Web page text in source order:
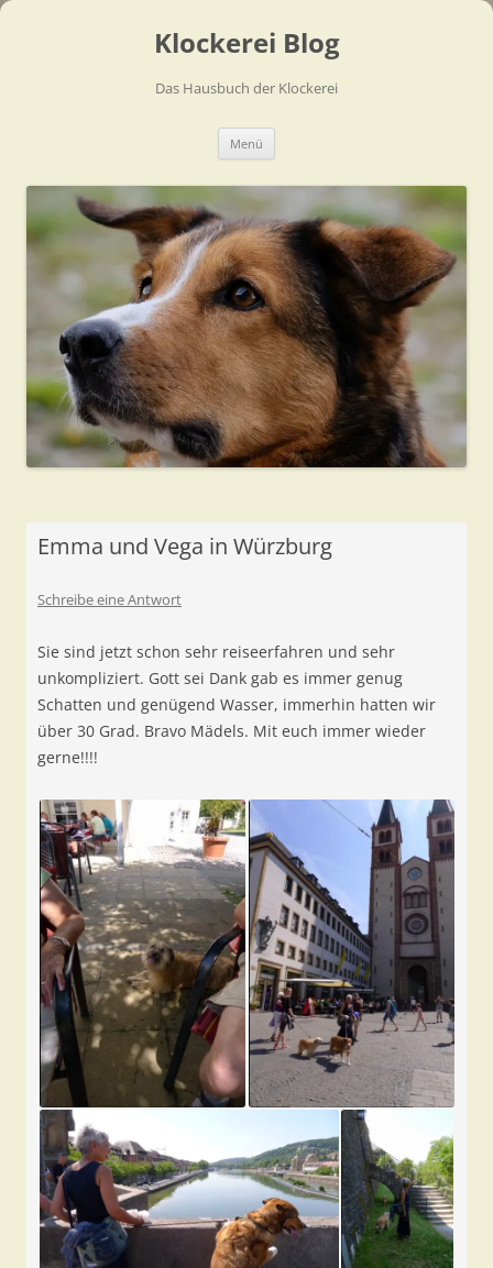
Klockerei Blog
Das Hausbuch der Klockerei
Menü
Emma und Vega in Würzburg
Schreibe eine Antwort
Sie sind jetzt schon sehr reiseerfahren und sehr
unkompliziert. Gott sei Dank gab es immer genug
Schatten und genügend Wasser, immerhin hatten wir
über 30 Grad. Bravo Mädels. Mit euch immer wieder
gerne!!!!